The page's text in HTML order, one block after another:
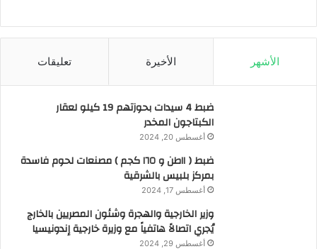
الأشهر الأخيرة تعليقات
ضبط 4 سيدات بحوزتهم 19 كيلو لعقار
الكبتاجون المخدر
أغسطس 20, 2024
ضبط ( ١١طن و ١٦٥ كجم ) مصنعات لحوم فاسدة
بمركز بلبيس بالشرقية
أغسطس 17, 2024
وزير الخارجية والهجرة وشئون المصريين بالخارج
يُجري اتصالاً هاتفياً مع وزيرة خارجية إندونيسيا
أغسطس 29, 2024